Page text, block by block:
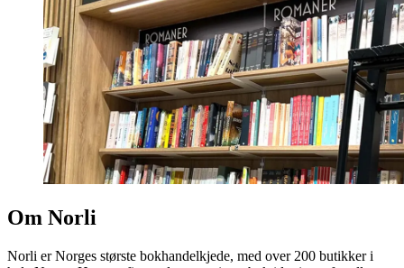
Om Norli
Norli er Norges største bokhandelkjede, med over 200 butikker i